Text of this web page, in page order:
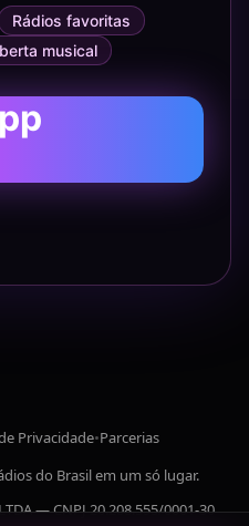
Rádios favoritas
musical
Privacidade•Parcerias
do Brasil em um só lugar.
— CNPJ 20.208.555/0001-30